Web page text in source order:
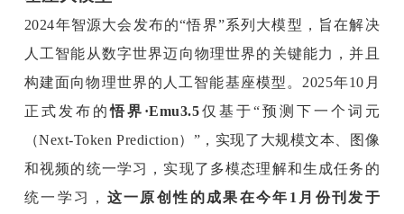
2024年智源大会发布的“悟界”系列大模型，旨在解决
人工智能从数字世界迈向物理世界的关键能力，并且
构建面向物理世界的人工智能基座模型。2025年10月
正式发布的悟界·Emu3.5仅基于“预测下一个词元
（Next-Token Prediction）”，实现了大规模文本、图像
和视频的统一学习，实现了多模态理解和生成任务的
统一学习， 这一原创性的成果在今年1月份刊发于